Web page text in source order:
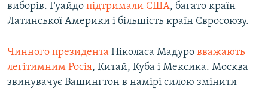
виборів. Гуайдо підтримали США, багато країн
Латинської Америки і більшість країн Євросоюзу.
Чинного президента Ніколаса Мадуро вважають
легітимним Росія, Китай, Куба і Мексика. Москва
звинувачує Вашингтон в намірі силою змінити